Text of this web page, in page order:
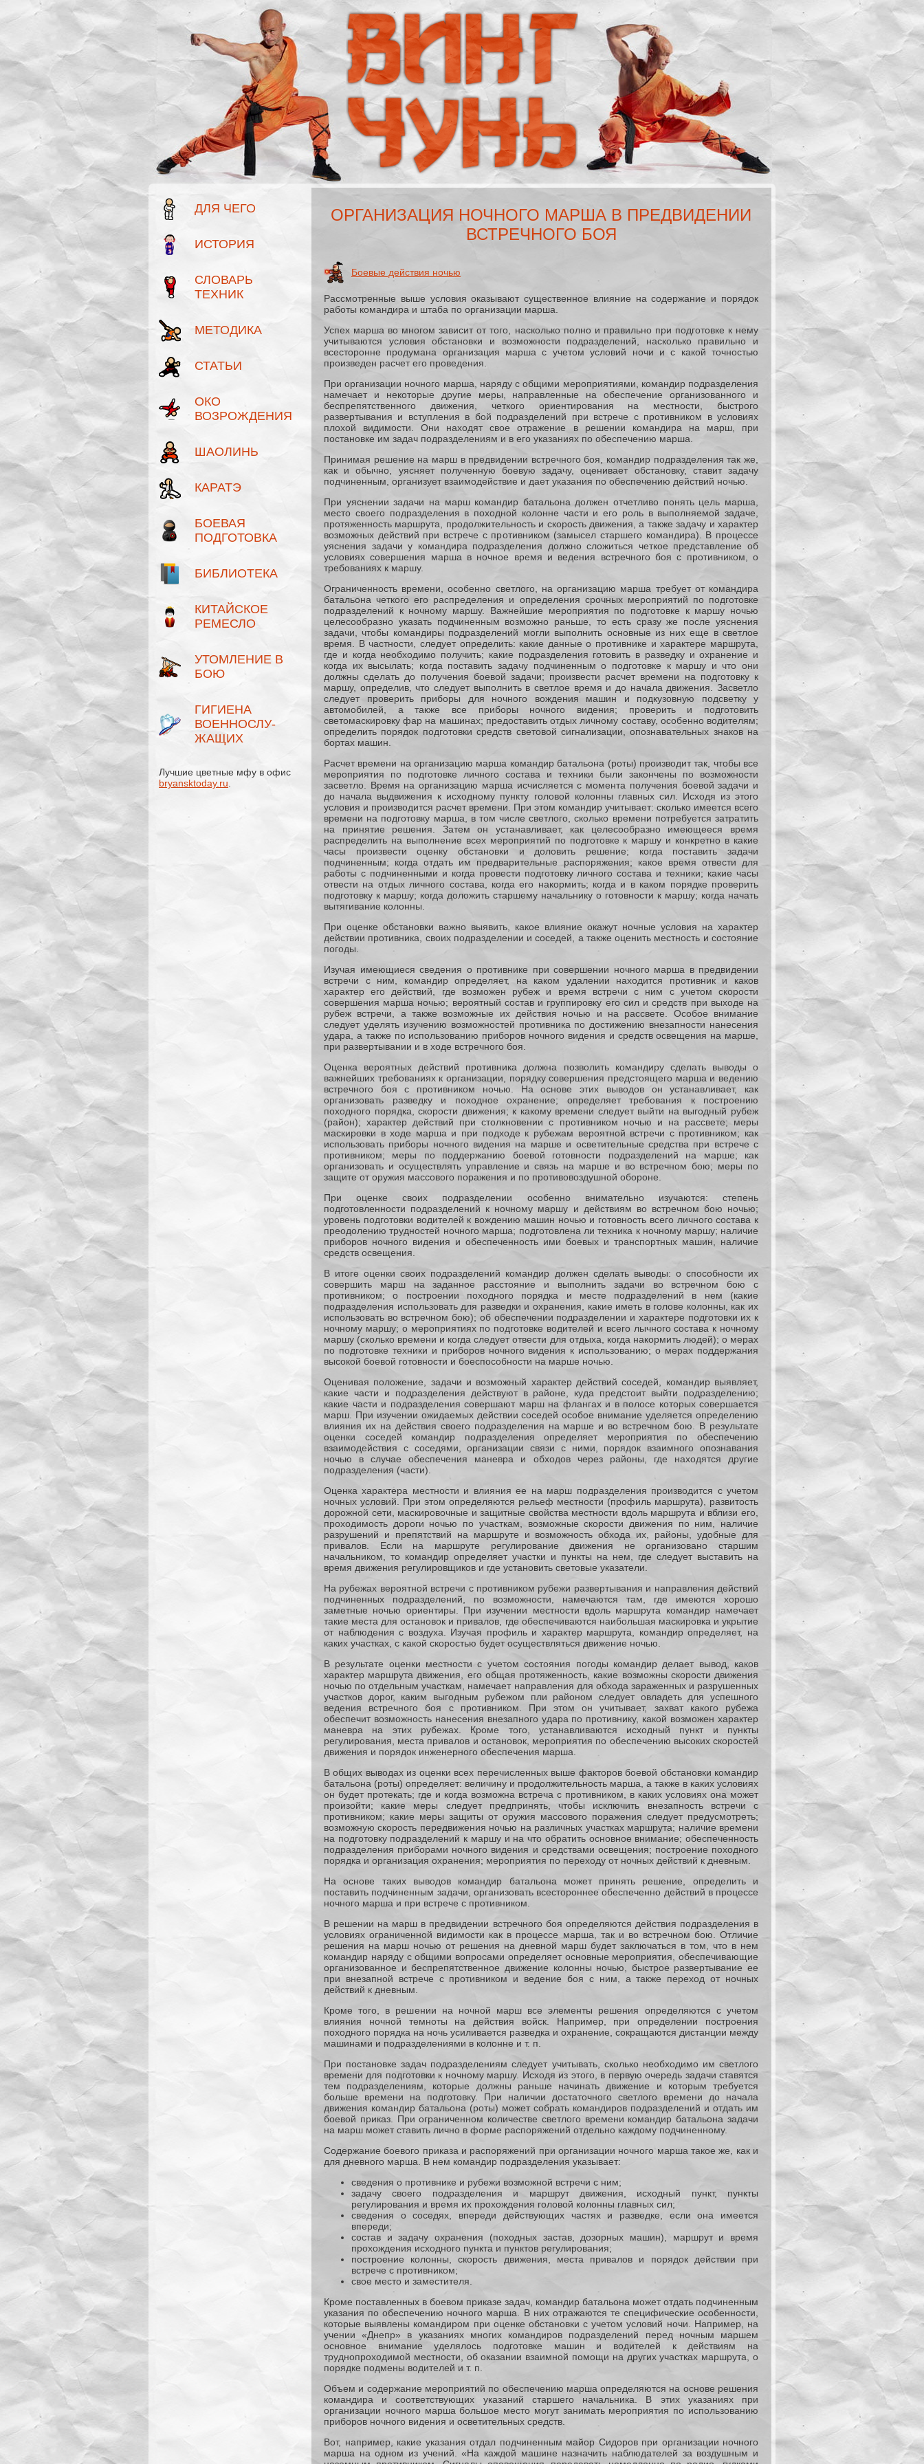
ДЛЯ ЧЕГО
ИСТОРИЯ
СЛОВАРЬ
ТЕХНИК
МЕТОДИКА
СТАТЬИ
ОКО
ВОЗРОЖДЕНИЯ
ШАОЛИНЬ
КАРАТЭ
БОЕВАЯ
ПОДГОТОВКА
БИБЛИОТЕКА
КИТАЙСКОЕ
РЕМЕСЛО
УТОМЛЕНИЕ В
БОЮ
ГИГИЕНА
ВОЕННОСЛУ­
ЖАЩИХ
Лучшие цветные мфу в офис
bryansktoday.ru
ОРГАНИЗАЦИЯ НОЧНОГО МАРША В ПРЕДВИДЕНИИ
ВСТРЕЧНОГО БОЯ
Боевые действия ночью
Рассмотренные выше условия оказывают существенное влияние на содержание и порядок
работы командира и штаба по организации марша.
Успех марша во многом зависит от того, насколько полно и правильно при подготовке к нему
учитываются условия обстановки и возможности подразделений, насколько правильно и
всесторонне продумана организация марша с учетом условий ночи и с какой точностью
произведен расчет его проведения.
При организации ночного марша, наряду с общими мероприятиями, командир подразделения
намечает и некоторые другие меры, направленные на обеспечение организованного и
беспрепятственного движения, четкого ориентирования на местности, быстрого
развертывания и вступления в бой подразделений при встрече с противником в условиях
плохой видимости. Они находят свое отражение в решении командира на марш, при
постановке им задач подразделениям и в его указаниях по обеспечению марша.
Принимая решение на марш в предвидении встречного боя, командир подразделения так же,
как и обычно, уясняет полученную боевую задачу, оценивает обстановку, ставит задачу
подчиненным, организует взаимодействие и дает указания по обеспечению действий ночью.
При уяснении задачи на марш командир батальона должен отчетливо понять цель марша,
место своего подразделения в походной колонне части и его роль в выполняемой задаче,
протяженность маршрута, продолжительность и скорость движения, а также задачу и характер
возможных действий при встрече с противником (замысел старшего командира). В процессе
уяснения задачи у командира подразделения должно сложиться четкое представление об
условиях совершения марша в ночное время и ведения встречного боя с противником, о
требованиях к маршу.
Ограниченность времени, особенно светлого, на организацию марша требует от командира
батальона четкого его распределения и определения срочных мероприятий по подготовке
подразделений к ночному маршу. Важнейшие мероприятия по подготовке к маршу ночью
целесообразно указать подчиненным возможно раньше, то есть сразу же после уяснения
задачи, чтобы командиры подразделений могли выполнить основные из них еще в светлое
время. В частности, следует определить: какие данные о противнике и характере маршрута,
где и когда необходимо получить; какие подразделения готовить в разведку и охранение и
когда их высылать; когда поставить задачу подчиненным о подготовке к маршу и что они
должны сделать до получения боевой задачи; произвести расчет времени на подготовку к
маршу, определив, что следует выполнить в светлое время и до начала движения. Засветло
следует проверить приборы для ночного вождения машин и подкузовную подсветку у
автомобилей, а также все приборы ночного видения; проверить и подготовить
светомаскировку фар на машинах; предоставить отдых личному составу, особенно водителям;
определить порядок подготовки средств световой сигнализации, опознавательных знаков на
бортах машин.
Расчет времени на организацию марша командир батальона (роты) производит так, чтобы все
мероприятия по подготовке личного состава и техники были закончены по возможности
засветло. Время на организацию марша исчисляется с момента получения боевой задачи и
до начала выдвижения к исходному пункту головой колонны главных сил. Исходя из этого
условия и производится расчет времени. При этом командир учитывает: сколько имеется всего
времени на подготовку марша, в том числе светлого, сколько времени потребуется затратить
на принятие решения. Затем он устанавливает, как целесообразно имеющееся время
распределить на выполнение всех мероприятий по подготовке к маршу и конкретно в какие
часы произвести оценку обстановки и доловить решение; когда поставить задачи
подчиненным; когда отдать им предварительные распоряжения; какое время отвести для
работы с подчиненными и когда провести подготовку личного состава и техники; какие часы
отвести на отдых личного состава, когда его накормить; когда и в каком порядке проверить
подготовку к маршу; когда доложить старшему начальнику о готовности к маршу; когда начать
вытягивание колонны.
При оценке обстановки важно выявить, какое влияние окажут ночные условия на характер
действии противника, своих подразделении и соседей, а также оценить местность и состояние
погоды.
Изучая имеющиеся сведения о противнике при совершении ночного марша в предвидении
встречи с ним, командир определяет, на каком удалении находится противник и каков
характер его действий, где возможен рубеж и время встречи с ним с учетом скорости
совершения марша ночью; вероятный состав и группировку его сил и средств при выходе на
рубеж встречи, а также возможные их действия ночью и на рассвете. Особое внимание
следует уделять изучению возможностей противника по достижению внезапности нанесения
удара, а также по использованию приборов ночного видения и средств освещения на марше,
при развертывании и в ходе встречного боя.
Оценка вероятных действий противника должна позволить командиру сделать выводы о
важнейших требованиях к организации, порядку совершения предстоящего марша и ведению
встречного боя с противником ночью. На основе этих выводов он устанавливает, как
организовать разведку и походное охранение; определяет требования к построению
походного порядка, скорости движения; к какому времени следует выйти на выгодный рубеж
(район); характер действий при столкновении с противником ночью и на рассвете; меры
маскировки в ходе марша и при подходе к рубежам вероятной встречи с противником; как
использовать приборы ночного видения на марше и осветительные средства при встрече с
противником; меры по поддержанию боевой готовности подразделений на марше; как
организовать и осуществлять управление и связь на марше и во встречном бою; меры по
защите от оружия массового поражения и по противовоздушной обороне.
При оценке своих подразделении особенно внимательно изучаются: степень
подготовленности подразделений к ночному маршу и действиям во встречном бою ночью;
уровень подготовки водителей к вождению машин ночью и готовность всего личного состава к
преодолению трудностей ночного марша; подготовлена ли техника к ночному маршу; наличие
приборов ночного видения и обеспеченность ими боевых и транспортных машин, наличие
средств освещения.
В итоге оценки своих подразделений командир должен сделать выводы: о способности их
совершить марш на заданное расстояние и выполнить задачи во встречном бою с
противником; о построении походного порядка и месте подразделений в нем (какие
подразделения использовать для разведки и охранения, какие иметь в голове колонны, как их
использовать во встречном бою); об обеспечении подразделении и характере подготовки их к
ночному маршу; о мероприятиях по подготовке водителей и всего лычного состава к ночному
маршу (сколько времени и когда следует отвести для отдыха, когда накормить людей); о мерах
по подготовке техники и приборов ночного видения к использованию; о мерах поддержания
высокой боевой готовности и боеспособности на марше ночью.
Оценивая положение, задачи и возможный характер действий соседей, командир выявляет,
какие части и подразделения действуют в районе, куда предстоит выйти подразделению;
какие части и подразделения совершают марш на флангах и в полосе которых совершается
марш. При изучении ожидаемых действии соседей особое внимание уделяется определению
влияния их на действия своего подразделения на марше и во встречном бою. В результате
оценки соседей командир подразделения определяет мероприятия по обеспечению
взаимодействия с соседями, организации связи с ними, порядок взаимного опознавания
ночью в случае обеспечения маневра и обходов через районы, где находятся другие
подразделения (части).
Оценка характера местности и влияния ее на марш подразделения производится с учетом
ночных условий. При этом определяются рельеф местности (профиль маршрута), развитость
дорожной сети, маскировочные и защитные свойства местности вдоль маршрута и вблизи его,
проходимость дороги ночью по участкам, возможные скорости движения по ним, наличие
разрушений и препятствий на маршруте и возможность обхода их, районы, удобные для
привалов. Если на маршруте регулирование движения не организовано старшим
начальником, то командир определяет участки и пункты на нем, где следует выставить на
время движения регулировщиков и где установить световые указатели.
На рубежах вероятной встречи с противником рубежи развертывания и направления действий
подчиненных подразделений, по возможности, намечаются там, где имеются хорошо
заметные ночью ориентиры. При изучении местности вдоль маршрута командир намечает
такие места для остановок и привалов, где обеспечиваются наибольшая маскировка и укрытие
от наблюдения с воздуха. Изучая профиль и характер маршрута, командир определяет, на
каких участках, с какой скоростью будет осуществляться движение ночью.
В результате оценки местности с учетом состояния погоды командир делает вывод, каков
характер маршрута движения, его общая протяженность, какие возможны скорости движения
ночью по отдельным участкам, намечает направления для обхода зараженных и разрушенных
участков дорог, каким выгодным рубежом пли районом следует овладеть для успешного
ведения встречного боя с противником. При этом он учитывает, захват какого рубежа
обеспечит возможность нанесения внезапного удара по противнику, какой возможен характер
маневра на этих рубежах. Кроме того, устанавливаются исходный пункт и пункты
регулирования, места привалов и остановок, мероприятия по обеспечению высоких скоростей
движения и порядок инженерного обеспечения марша.
В общих выводах из оценки всех перечисленных выше факторов боевой обстановки командир
батальона (роты) определяет: величину и продолжительность марша, а также в каких условиях
он будет протекать; где и когда возможна встреча с противником, в каких условиях она может
произойти; какие меры следует предпринять, чтобы исключить внезапность встречи с
противником; какие меры защиты от оружия массового поражения следует предусмотреть;
возможную скорость передвижения ночью на различных участках маршрута; наличие времени
на подготовку подразделений к маршу и на что обратить основное внимание; обеспеченность
подразделения приборами ночного видения и средствами освещения; построение походного
порядка и организация охранения; мероприятия по переходу от ночных действий к дневным.
На основе таких выводов командир батальона может принять решение, определить и
поставить подчиненным задачи, организовать всестороннее обеспеченно действий в процессе
ночного марша и при встрече с противником.
В решении на марш в предвидении встречного боя определяются действия подразделения в
условиях ограниченной видимости как в процессе марша, так и во встречном бою. Отличие
решения на марш ночью от решения на дневной марш будет заключаться в том, что в нем
командир наряду с общими вопросами определяет основные мероприятия, обеспечивающие
организованное и беспрепятственное движение колонны ночью, быстрое развертывание ее
при внезапной встрече с противником и ведение боя с ним, а также переход от ночных
действий к дневным.
Кроме того, в решении на ночной марш все элементы решения определяются с учетом
влияния ночной темноты на действия войск. Например, при определении построения
походного порядка на ночь усиливается разведка и охранение, сокращаются дистанции между
машинами и подразделениями в колонне и т. п.
При постановке задач подразделениям следует учитывать, сколько необходимо им светлого
времени для подготовки к ночному маршу. Исходя из этого, в первую очередь задачи ставятся
тем подразделениям, которые должны раньше начинать движение и которым требуется
больше времени на подготовку. При наличии достаточного светлого времени до начала
движения командир батальона (роты) может собрать командиров подразделений и отдать им
боевой приказ. При ограниченном количестве светлого времени командир батальона задачи
на марш может ставить лично в форме распоряжений отдельно каждому подчиненному.
Содержание боевого приказа и распоряжений при организации ночного марша такое же, как и
для дневного марша. В нем командир подразделения указывает:
сведения о противнике и рубежи возможной встречи с ним;
задачу своего подразделения и маршрут движения, исходный пункт, пункты
регулирования и время их прохождения головой колонны главных сил;
сведения о соседях, впереди действующих частях и разведке, если она имеется
впереди;
состав и задачу охранения (походных застав, дозорных машин), маршрут и время
прохождения исходного пункта и пунктов регулирования;
построение колонны, скорость движения, места привалов и порядок действии при
встрече с противником;
свое место и заместителя.
Кроме поставленных в боевом приказе задач, командир батальона может отдать подчиненным
указания по обеспечению ночного марша. В них отражаются те специфические особенности,
которые выявлены командиром при оценке обстановки с учетом условий ночи. Например, на
учении «Днепр» в указаниях многих командиров подразделений перед ночным маршем
основное внимание уделялось подготовке машин и водителей к действиям на
труднопроходимой местности, об оказании взаимной помощи на других участках маршрута, о
порядке подмены водителей и т. п.
Объем и содержание мероприятий по обеспечению марша определяются на основе решения
командира и соответствующих указаний старшего начальника. В этих указаниях при
организации ночного марша большое место могут занимать мероприятия по использованию
приборов ночного видения и осветительных средств.
Вот, например, какие указания отдал подчиненным майор Сидоров при организации ночного
марша на одном из учений. «На каждой машине назначить наблюдателей за воздушным и